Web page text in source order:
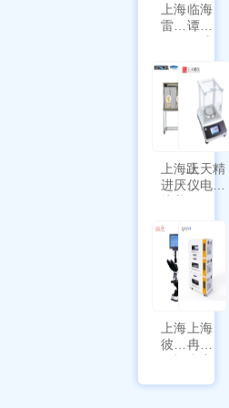
上海
雷磁
符合
新国
标带
功能
临海
谭氏
干式
泵
SPL-
10
上海跃
进厌氧
培养箱
III-T
上天精
仪电子
带审计
追踪功
能
上海
彼爱
姆视
上海
冉绘
大容